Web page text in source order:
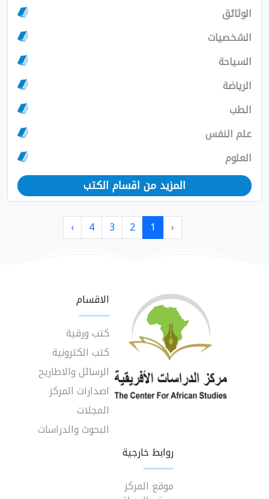
الوثائق
الشخصيات
السياحة
الرياضة
الطب
علم النفس
العلوم
المزيد من اقسام الكتب
‹
1
2
3
4
›
الاقسام
كتب ورقية
كتب الكترونية
الرسائل والاطاريح
اصدارات المركز
المجلات
البحوث والدراسات
روابط خارجية
موقع المركز